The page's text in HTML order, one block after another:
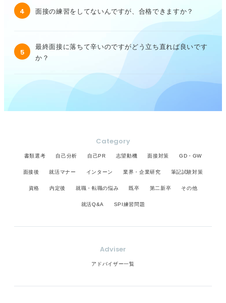
4 面接の練習をしてないんですが、合格できますか？
5
最終面接に落ちて辛いのですがどう立ち直れば良いです
か？
Category
書類選考 自己分析 自己PR 志望動機 面接対策 GD・GW
面接後 就活マナー インターン 業界・企業研究 筆記試験対策
資格 内定後 就職・転職の悩み 既卒 第二新卒 その他
就活Q&A SPI練習問題
Adviser
アドバイザー一覧